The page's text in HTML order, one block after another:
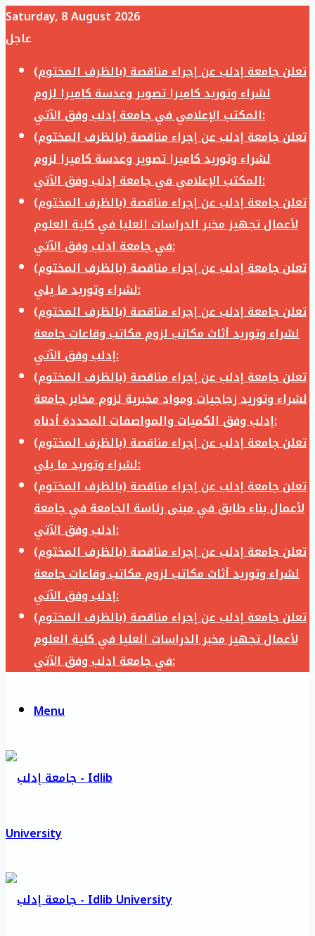
Saturday, 8 August 2026
عاجل
تعلن جامعة إدلب عن إجراء مناقصة (بالظرف المختوم)
لشراء وتوريد كاميرا تصوير وعدسة كاميرا لزوم
المكتب الإعلامي في جامعة إدلب وفق الآتي:
تعلن جامعة إدلب عن إجراء مناقصة (بالظرف المختوم)
لشراء وتوريد كاميرا تصوير وعدسة كاميرا لزوم
المكتب الإعلامي في جامعة إدلب وفق الآتي:
تعلن جامعة إدلب عن إجراء مناقصة (بالظرف المختوم)
لأعمال تجهيز مخبر الدراسات العليا في كلية العلوم
في جامعة ادلب وفق الآتي:
تعلن جامعة إدلب عن إجراء مناقصة (بالظرف المختوم)
لشراء وتوريد ما يلي:
تعلن جامعة إدلب عن إجراء مناقصة (بالظرف المختوم)
لشراء وتوريد أثاث مكاتب لزوم مكاتب وقاعات جامعة
إدلب وفق الآتي:
تعلن جامعة إدلب عن إجراء مناقصة (بالظرف المختوم)
لشراء وتوريد زجاجيات ومواد مخبرية لزوم مخابر جامعة
إدلب وفق الكميات والمواصفات المحددة أدناه:
تعلن جامعة إدلب عن إجراء مناقصة (بالظرف المختوم)
لشراء وتوريد ما يلي:
تعلن جامعة إدلب عن إجراء مناقصة (بالظرف المختوم)
لأعمال بناء طابق في مبنى رئاسة الجامعة في جامعة
ادلب وفق الآتي:
تعلن جامعة إدلب عن إجراء مناقصة (بالظرف المختوم)
لشراء وتوريد أثاث مكاتب لزوم مكاتب وقاعات جامعة
إدلب وفق الآتي:
تعلن جامعة إدلب عن إجراء مناقصة (بالظرف المختوم)
لأعمال تجهيز مخبر الدراسات العليا في كلية العلوم
في جامعة ادلب وفق الآتي:
Menu